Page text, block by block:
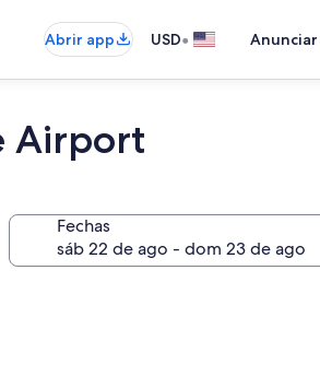
Abrir app USD•
Airport
Fechas